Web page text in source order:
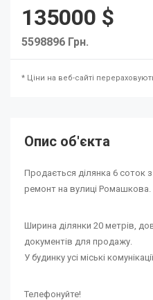
135000 $
5598896 Грн.
* Ціни на веб-сайті
Опис об'єкта
Продається ділянка 6 соток
ремонт на вулиці Ромашкова.
Ширина ділянки 20 метрів,
документів для продажу.
У будинку усі міські
Телефонуйте!